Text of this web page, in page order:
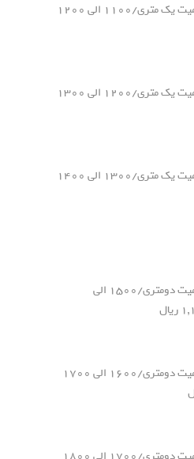
✳️ یونولیت تیرچه کرومیت یک متری/۱۱۰۰ الی ۱۲۰۰
✳️ یونولیت تیرچه کرومیت یک متری/۱۲۰۰ الی ۱۳۰۰
✳️ یونولیت تیرچه کرومیت یک متری/۱۳۰۰ الی ۱۴۰۰
✳️ یونولیت تیرچه کرومیت دومتری/۱۵۰۰ الی
✳️ یونولیت تیرچه کرومیت دومتری/۱۶۰۰ الی ۱۷۰۰